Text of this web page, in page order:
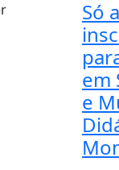
Só
em
e